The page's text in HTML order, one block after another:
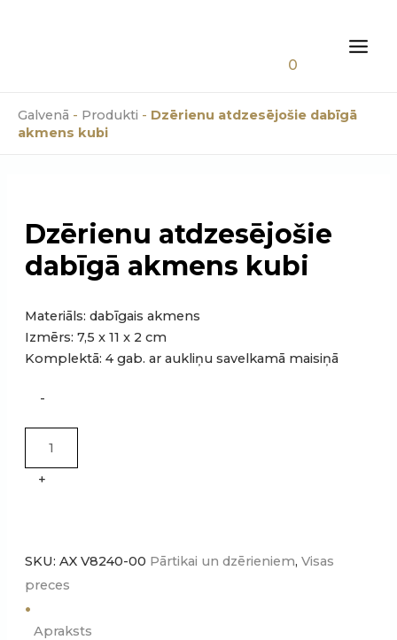
0
Galvenā - Produkti - Dzērienu atdzesējošie dabīgā
akmens kubi
Dzērienu atdzesējošie
dabīgā akmens kubi
Materiāls: dabīgais akmens
Izmērs: 7,5 x 11 x 2 cm
Komplektā: 4 gab. ar aukliņu savelkamā maisiņā
Dzērienu
dabīgā
akmens
-
+
SKU: AX V8240-00 Pārtikai un dzērieniem, Visas
preces
Apraksts